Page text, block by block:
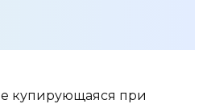
купирующаяся при